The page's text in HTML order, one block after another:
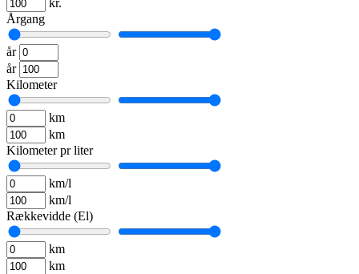
kr.
Årgang
år
år
Kilometer
km
km
Kilometer pr liter
km/l
km/l
Rækkevidde (El)
km
km